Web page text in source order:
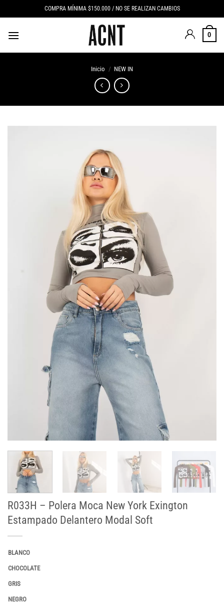
al
contenido
COMPRA MÍNIMA $150.000 / NO SE REALIZAN CAMBIOS
0
Inicio / NEW IN
R033H – Polera Moca New York Exington
Estampado Delantero Modal Soft
BLANCO
CHOCOLATE
GRIS
NEGRO